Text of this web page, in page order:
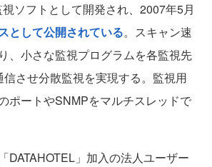
ソフトとして開発され、2007年5月
として公開されている。スキャン速
、小さな監視プログラムを各監視先
させ分散監視を実現する。監視用
ポートやSNMPをマルチスレッドで
DATAHOTEL」加入の法人ユーザー